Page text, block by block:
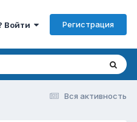
Войти Регистрация
Вся активность